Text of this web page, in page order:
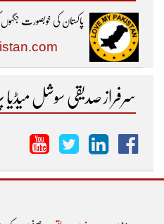
پاکستان کی خوبصورت
سرفراز صدیقی سوشل میڈیا پر